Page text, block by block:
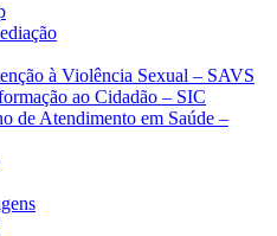
à Violência Sexual – SAVS
ao Cidadão – SIC
de Atendimento em Saúde –